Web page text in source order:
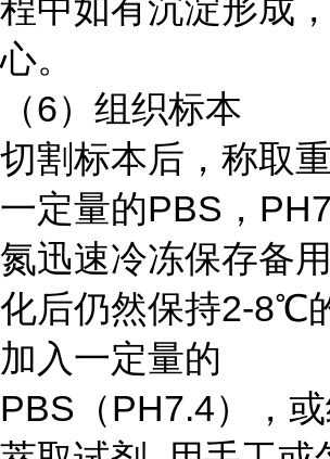
程中如有沉淀形成
心。
（6）组织标本
切割标本后，称取
一定量的PBS，
氮迅速冷冻保存备
化后仍然保持2-8℃
加入一定量的
PBS（PH7.4），